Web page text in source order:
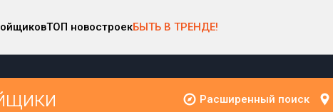
ТОП новостроекБЫТЬ В ТРЕНДЕ!
Расширенный поиск